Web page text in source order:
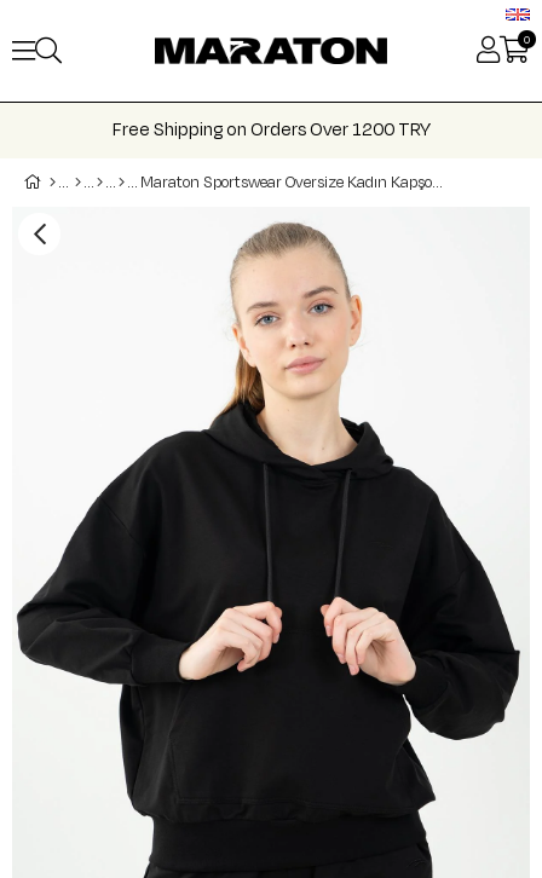
0
Free Shipping on Orders Over 1200 TRY
Maraton Sportswear Oversize Kadın Kapşonlu Uzun Kol Basic Sweatshirt 22149